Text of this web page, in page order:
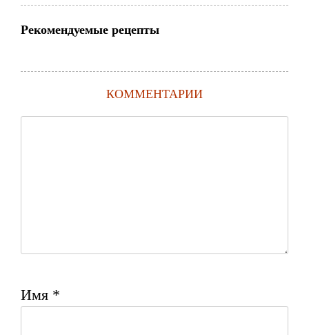
Рекомендуемые рецепты
КОММЕНТАРИИ
Имя *